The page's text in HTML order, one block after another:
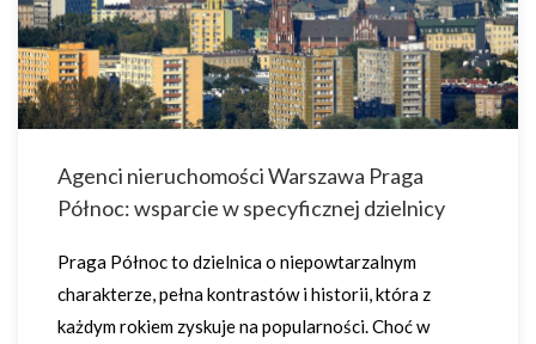
Agenci nieruchomości Warszawa Praga
Północ: wsparcie w specyficznej dzielnicy
Praga Północ to dzielnica o niepowtarzalnym
charakterze, pełna kontrastów i historii, która z
każdym rokiem zyskuje na popularności. Choć w